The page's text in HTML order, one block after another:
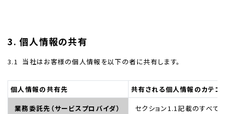
3. 個人情報の共有
3.1 当社はお客様の個人情報を以下の者に共有します。
個人情報の共有先
共有される個人情報のカテゴ
業務委託先（サービスプロバイダ）
セクション1.1記載のすべて